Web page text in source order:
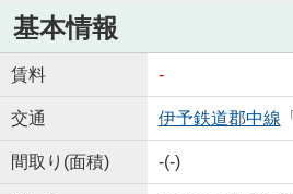
基本情報
賃料 -
交通 伊予鉄道郡中線 「
間取り(面積) -(-)